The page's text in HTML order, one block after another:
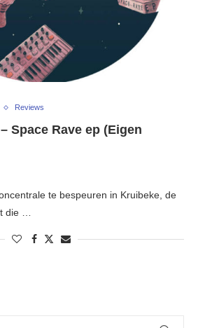
Reviews
Space Rave ep (Eigen
te bespeuren in Kruibeke, de
die …